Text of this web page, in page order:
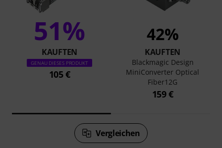
51%
KAUFTEN
GENAU DIESES PRODUKT
105 €
42%
KAUFTEN
Blackmagic Design
MiniConverter Optical
Fiber12G
159 €
Vergleichen